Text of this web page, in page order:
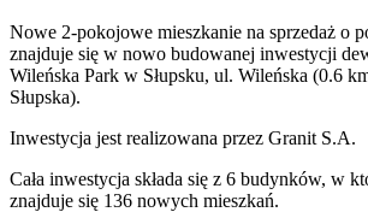
Nowe 2-pokojowe mieszkanie na sprzedaż o
znajduje się w nowo budowanej inwestycji
Wileńska Park w Słupsku, ul. Wileńska (0.6
Słupska).
Inwestycja jest realizowana przez Granit S.A.
Cała inwestycja składa się z 6 budynków, w
znajduje się 136 nowych mieszkań.